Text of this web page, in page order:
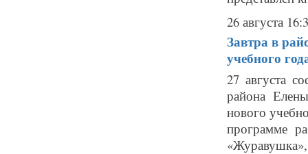
26 августа
Завтра в
учебного
27 августа
района
нового
программе